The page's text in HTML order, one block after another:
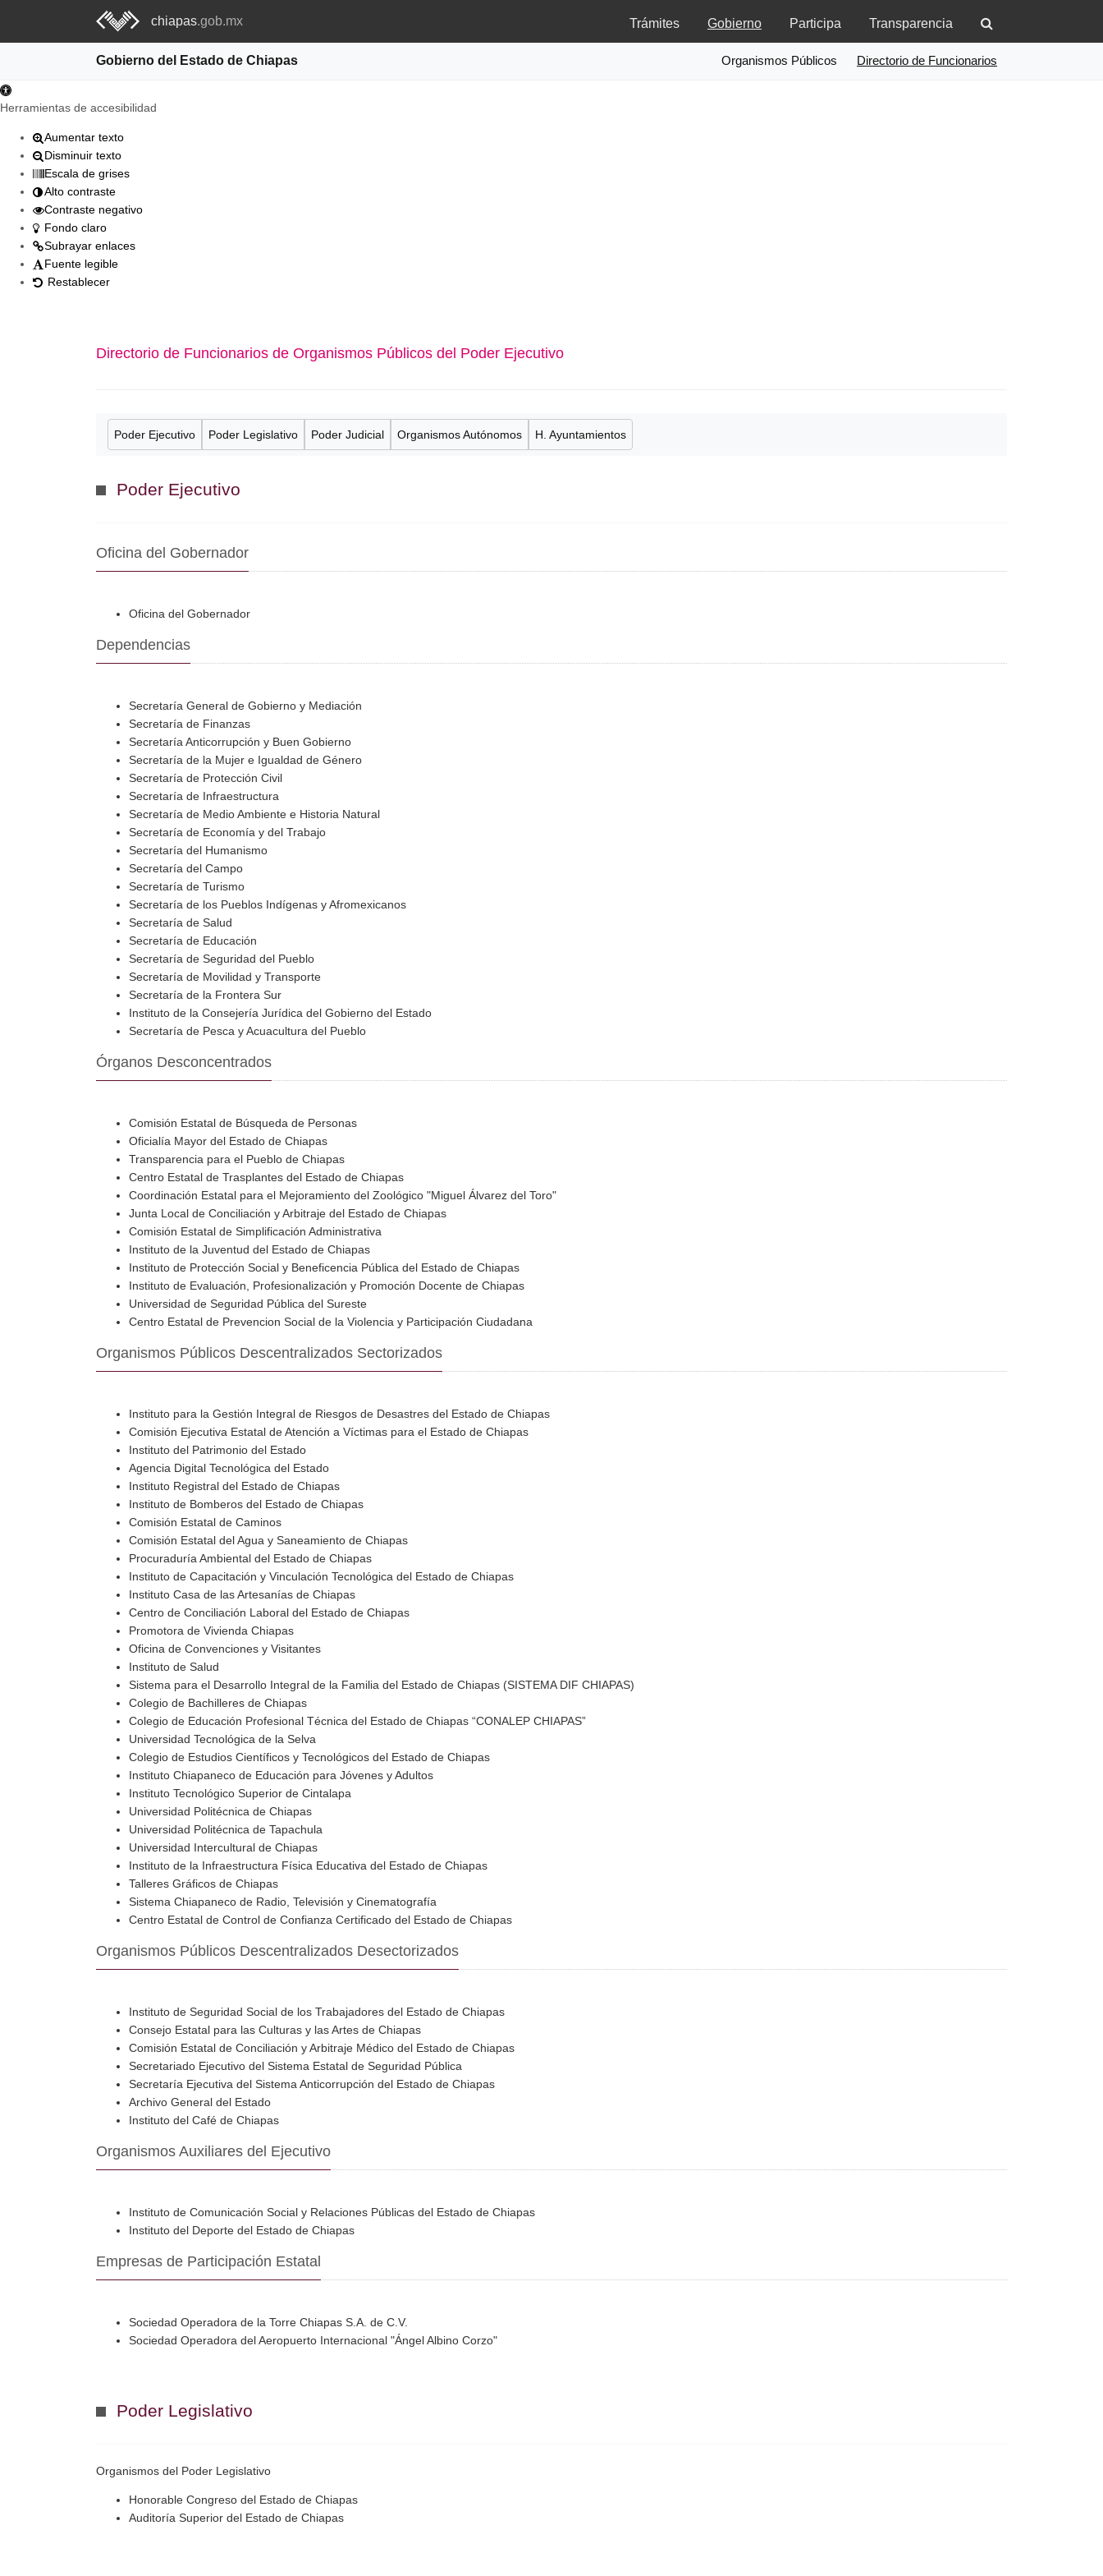
chiapas.gob.mx Trámites Gobierno Participa Transparencia
Gobierno del Estado de Chiapas Organismos Públicos Directorio de Funcionarios
Abrir barra de herramientas
Herramientas de accesibilidad
Aumentar texto
Disminuir texto
Escala de grises
Alto contraste
Contraste negativo
Fondo claro
Subrayar enlaces
Fuente legible
Restablecer
Directorio de Funcionarios de Organismos Públicos del Poder Ejecutivo
Poder Ejecutivo Poder Legislativo Poder Judicial Organismos Autónomos H. Ayuntamientos
Poder Ejecutivo
Oficina del Gobernador
Oficina del Gobernador
Dependencias
Secretaría General de Gobierno y Mediación
Secretaría de Finanzas
Secretaría Anticorrupción y Buen Gobierno
Secretaría de la Mujer e Igualdad de Género
Secretaría de Protección Civil
Secretaría de Infraestructura
Secretaría de Medio Ambiente e Historia Natural
Secretaría de Economía y del Trabajo
Secretaría del Humanismo
Secretaría del Campo
Secretaría de Turismo
Secretaría de los Pueblos Indígenas y Afromexicanos
Secretaría de Salud
Secretaría de Educación
Secretaría de Seguridad del Pueblo
Secretaría de Movilidad y Transporte
Secretaría de la Frontera Sur
Instituto de la Consejería Jurídica del Gobierno del Estado
Secretaría de Pesca y Acuacultura del Pueblo
Órganos Desconcentrados
Comisión Estatal de Búsqueda de Personas
Oficialía Mayor del Estado de Chiapas
Transparencia para el Pueblo de Chiapas
Centro Estatal de Trasplantes del Estado de Chiapas
Coordinación Estatal para el Mejoramiento del Zoológico "Miguel Álvarez del Toro"
Junta Local de Conciliación y Arbitraje del Estado de Chiapas
Comisión Estatal de Simplificación Administrativa
Instituto de la Juventud del Estado de Chiapas
Instituto de Protección Social y Beneficencia Pública del Estado de Chiapas
Instituto de Evaluación, Profesionalización y Promoción Docente de Chiapas
Universidad de Seguridad Pública del Sureste
Centro Estatal de Prevencion Social de la Violencia y Participación Ciudadana
Organismos Públicos Descentralizados Sectorizados
Instituto para la Gestión Integral de Riesgos de Desastres del Estado de Chiapas
Comisión Ejecutiva Estatal de Atención a Víctimas para el Estado de Chiapas
Instituto del Patrimonio del Estado
Agencia Digital Tecnológica del Estado
Instituto Registral del Estado de Chiapas
Instituto de Bomberos del Estado de Chiapas
Comisión Estatal de Caminos
Comisión Estatal del Agua y Saneamiento de Chiapas
Procuraduría Ambiental del Estado de Chiapas
Instituto de Capacitación y Vinculación Tecnológica del Estado de Chiapas
Instituto Casa de las Artesanías de Chiapas
Centro de Conciliación Laboral del Estado de Chiapas
Promotora de Vivienda Chiapas
Oficina de Convenciones y Visitantes
Instituto de Salud
Sistema para el Desarrollo Integral de la Familia del Estado de Chiapas (SISTEMA DIF CHIAPAS)
Colegio de Bachilleres de Chiapas
Colegio de Educación Profesional Técnica del Estado de Chiapas “CONALEP CHIAPAS”
Universidad Tecnológica de la Selva
Colegio de Estudios Científicos y Tecnológicos del Estado de Chiapas
Instituto Chiapaneco de Educación para Jóvenes y Adultos
Instituto Tecnológico Superior de Cintalapa
Universidad Politécnica de Chiapas
Universidad Politécnica de Tapachula
Universidad Intercultural de Chiapas
Instituto de la Infraestructura Física Educativa del Estado de Chiapas
Talleres Gráficos de Chiapas
Sistema Chiapaneco de Radio, Televisión y Cinematografía
Centro Estatal de Control de Confianza Certificado del Estado de Chiapas
Organismos Públicos Descentralizados Desectorizados
Instituto de Seguridad Social de los Trabajadores del Estado de Chiapas
Consejo Estatal para las Culturas y las Artes de Chiapas
Comisión Estatal de Conciliación y Arbitraje Médico del Estado de Chiapas
Secretariado Ejecutivo del Sistema Estatal de Seguridad Pública
Secretaría Ejecutiva del Sistema Anticorrupción del Estado de Chiapas
Archivo General del Estado
Instituto del Café de Chiapas
Organismos Auxiliares del Ejecutivo
Instituto de Comunicación Social y Relaciones Públicas del Estado de Chiapas
Instituto del Deporte del Estado de Chiapas
Empresas de Participación Estatal
Sociedad Operadora de la Torre Chiapas S.A. de C.V.
Sociedad Operadora del Aeropuerto Internacional "Ángel Albino Corzo"
Poder Legislativo
Organismos del Poder Legislativo
Honorable Congreso del Estado de Chiapas
Auditoría Superior del Estado de Chiapas